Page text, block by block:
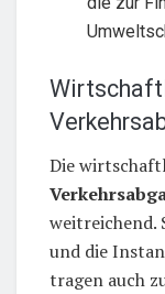
Die
weitreichend.
und die
tragen auch